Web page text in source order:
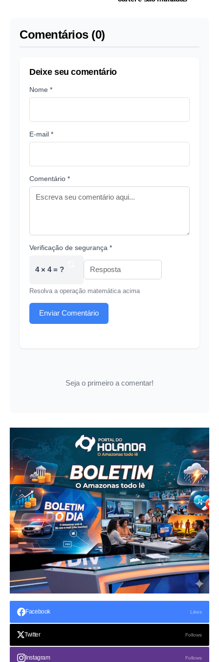
Comentários (0)
Deixe seu comentário
Nome *
E-mail *
Comentário *
Verificação de segurança *
4 × 4 = ?
Resolva a operação matemática acima
Enviar Comentário
Seja o primeiro a comentar!
Facebook Likes
Twitter Follows
Instagram Follows